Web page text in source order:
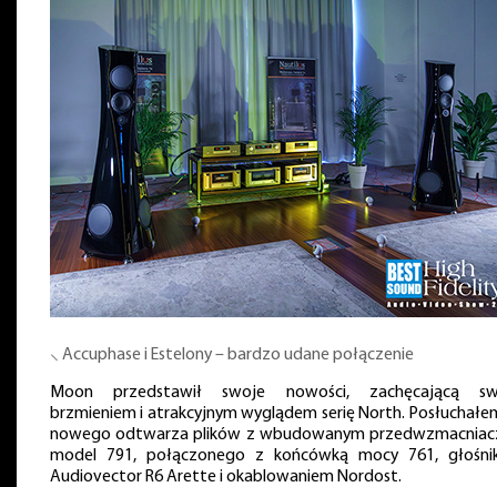
⸜ Accuphase i Estelony – bardzo udane połączenie
Moon przedstawił swoje nowości, zachęcającą
brzmieniem i atrakcyjnym wyglądem serię North.
nowego odtwarza plików z wbudowanym
model 791, połączonego z końcówką mocy 761,
Audiovector R6 Arette i okablowaniem Nordost.